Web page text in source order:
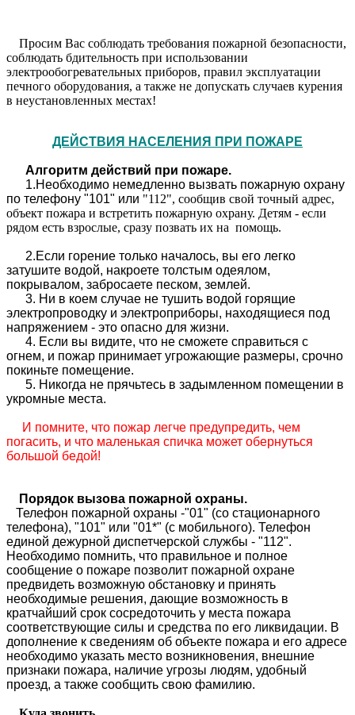
Просим Вас соблюдать требования пожарной безопасности,
соблюдать бдительность при использовании
электрообогревательных приборов, правил эксплуатации
печного оборудования, а также не допускать случаев курения
в неустановленных местах!
ДЕЙСТВИЯ НАСЕЛЕНИЯ ПРИ ПОЖАРЕ
Алгоритм действий при пожаре.
1.Необходимо немедленно вызвать пожарную охрану
по телефону "101" или "112", сообщив свой точный адрес,
объект пожара и встретить пожарную охрану. Детям - если
рядом есть взрослые, сразу позвать их на помощь.
2.Если горение только началось, вы его легко
затушите водой, накроете толстым одеялом,
покрывалом, забросаете песком, землей.
3. Ни в коем случае не тушить водой горящие
электропроводку и электроприборы, находящиеся под
напряжением - это опасно для жизни.
4. Если вы видите, что не сможете справиться с
огнем, и пожар принимает угрожающие размеры, срочно
покиньте помещение.
5. Никогда не прячьтесь в задымленном помещении в
укромные места.
И помните, что пожар легче предупредить, чем
погасить, и что маленькая спичка может обернуться
большой бедой!
Порядок вызова пожарной охраны.
Телефон пожарной охраны -"01" (со стационарного
телефона), "101" или "01*" (с мобильного). Телефон
единой дежурной диспетчерской службы - "112".
Необходимо помнить, что правильное и полное
сообщение о пожаре позволит пожарной охране
предвидеть возможную обстановку и принять
необходимые решения, дающие возможность в
кратчайший срок сосредоточить у места пожара
соответствующие силы и средства по его ликвидации. В
дополнение к сведениям об объекте пожара и его адресе
необходимо указать место возникновения, внешние
признаки пожара, наличие угрозы людям, удобный
проезд, а также сообщить свою фамилию.